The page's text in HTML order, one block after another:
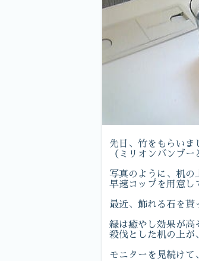
先日、竹をもらいま
（ミリオンバンブー
写真のように、机の
早速コップを用意し
最近、飾れる石を貰
緑は癒やし効果が高
殺伐とした机の上が
モニターを見続けて